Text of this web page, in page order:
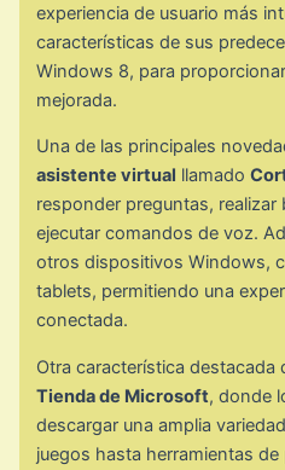
experiencia de usuario más
características de sus
Windows 8, para
mejorada.
Una de las principales
asistente virtual llamado
responder preguntas, realizar
ejecutar comandos de voz.
otros dispositivos Windows,
tablets, permitiendo una
conectada.
Otra característica destacada
Tienda de Microsoft, donde
descargar una amplia
juegos hasta herramientas